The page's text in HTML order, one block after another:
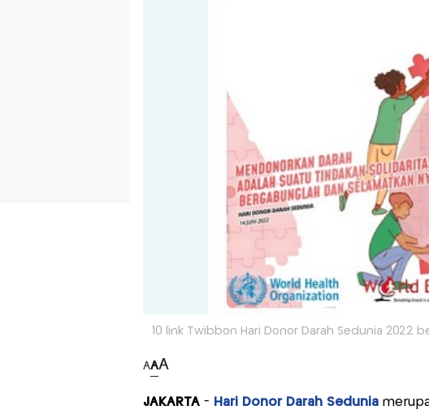
10 link Twibbon Hari Donor Darah Sedunia
AAA
JAKARTA - Hari Donor Darah Sedunia